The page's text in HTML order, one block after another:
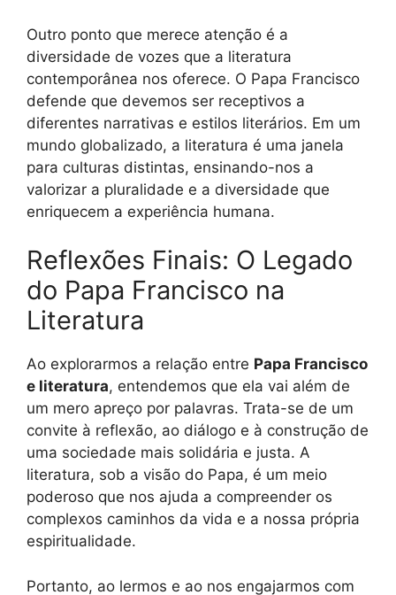
Outro ponto que merece atenção é a
diversidade de vozes que a literatura
contemporânea nos oferece. O Papa Francisco
defende que devemos ser receptivos a
diferentes narrativas e estilos literários. Em um
mundo globalizado, a literatura é uma janela
para culturas distintas, ensinando-nos a
valorizar a pluralidade e a diversidade que
enriquecem a experiência humana.
Reflexões Finais: O Legado
do Papa Francisco na
Literatura
Ao explorarmos a relação entre Papa Francisco
e literatura, entendemos que ela vai além de
um mero apreço por palavras. Trata-se de um
convite à reflexão, ao diálogo e à construção de
uma sociedade mais solidária e justa. A
literatura, sob a visão do Papa, é um meio
poderoso que nos ajuda a compreender os
complexos caminhos da vida e a nossa própria
espiritualidade.
Portanto, ao lermos e ao nos engajarmos com